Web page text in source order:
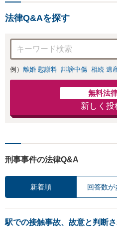
法律Q&Aを探す
例） 離婚 慰謝料 誹謗中傷 相続 遺
無料法
新しく投
刑事事件の法律Q&A
新着順 回答数が
駅での接触事故、故意と判断